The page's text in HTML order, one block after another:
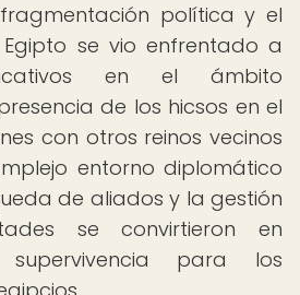
política y el
se vio enfrentado a
en el ámbito
de los hicsos en el
con otros reinos vecinos
entorno diplomático
de aliados y la gestión
se convirtieron en
para los